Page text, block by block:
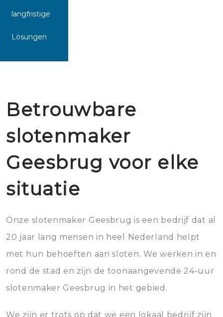
langfristige
Lösungen
Betrouwbare
slotenmaker
Geesbrug voor elke
situatie
Onze slotenmaker Geesbrug is een bedrijf dat al
20 jaar lang mensen in heel Nederland helpt
met hun behoeften aan sloten. We werken in en
rond de stad en zijn de toonaangevende 24-uur
slotenmaker Geesbrug in het gebied.
We zijn er trots op dat we een lokaal bedrijf zijn